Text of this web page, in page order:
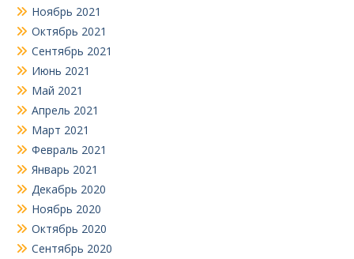
Ноябрь 2021
Октябрь 2021
Сентябрь 2021
Июнь 2021
Май 2021
Апрель 2021
Март 2021
Февраль 2021
Январь 2021
Декабрь 2020
Ноябрь 2020
Октябрь 2020
Сентябрь 2020